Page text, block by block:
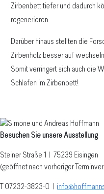
Zirbenbett tiefer und dadurch
regenerieren.
Darüber hinaus stellten die
Zirbenholz besser auf
Somit verringert sich auch die
Schlafen im Zirbenbett!
Besuchen Sie unsere Ausstellung
Steiner Straße 1 | 75239 Eisingen
(geöffnet nach vorheriger
T 07232-3823-0 |